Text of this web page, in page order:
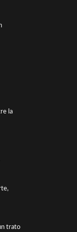
la
trato